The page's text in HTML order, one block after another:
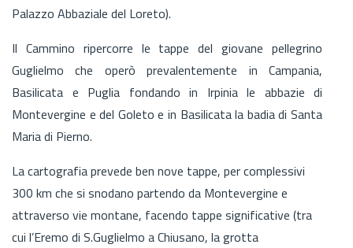
Palazzo Abbaziale del Loreto).
Il Cammino ripercorre le tappe del giovane pellegrino
Guglielmo che operò prevalentemente in Campania,
Basilicata e Puglia fondando in Irpinia le abbazie di
Montevergine e del Goleto e in Basilicata la badia di Santa
Maria di Pierno.
La cartografia prevede ben nove tappe, per complessivi
300 km che si snodano partendo da Montevergine e
attraverso vie montane, facendo tappe significative (tra
cui l’Eremo di S.Guglielmo a Chiusano, la grotta